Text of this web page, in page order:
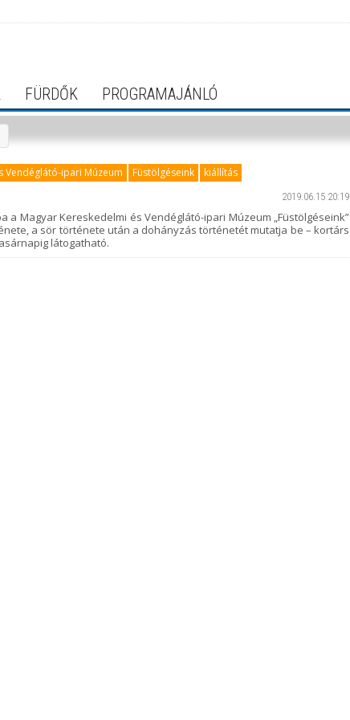
FÜRDŐK PROGRAMAJÁNLÓ
Vendéglátó-ipari Múzeum Füstölgéseink kiállítás
2019.06.15 20:19
Magyar Kereskedelmi és Vendéglátó-ipari Múzeum „Füstölgéseink”
a sör története után a dohányzás történetét mutatja be – kortárs
látogatható.